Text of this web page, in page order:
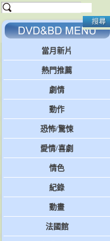
當月新片
熱門推薦
劇情
動作
恐怖/驚悚
愛情/喜劇
情色
紀錄
動畫
法國館